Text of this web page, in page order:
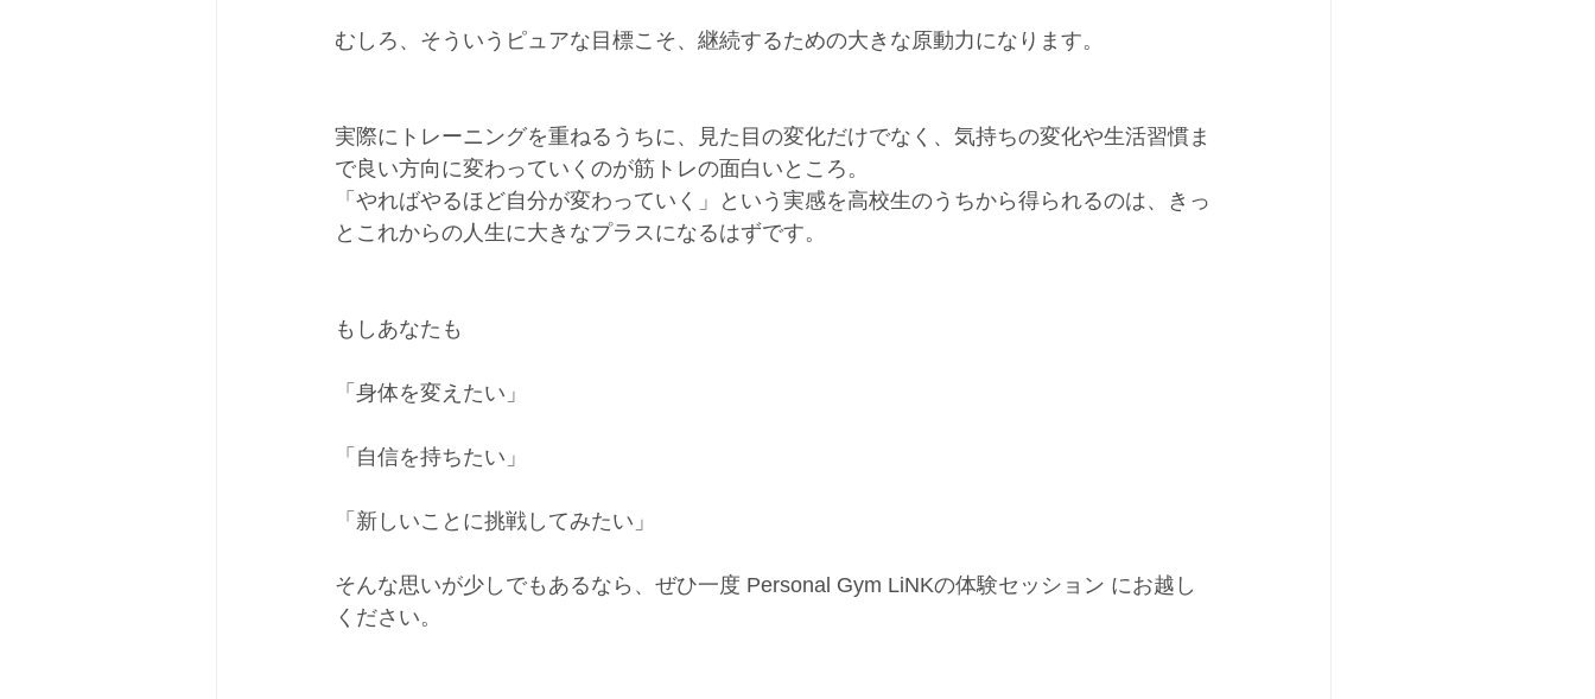
むしろ、そういうピュアな目標こそ、継続するための大きな原動力になります。
実際にトレーニングを重ねるうちに、見た目の変化だけでなく、気持ちの変化や生活習慣ま
で良い方向に変わっていくのが筋トレの面白いところ。
「やればやるほど自分が変わっていく」という実感を高校生のうちから得られるのは、きっ
とこれからの人生に大きなプラスになるはずです。
もしあなたも
「身体を変えたい」
「自信を持ちたい」
「新しいことに挑戦してみたい」
そんな思いが少しでもあるなら、ぜひ一度 Personal Gym LiNKの体験セッション にお越し
ください。